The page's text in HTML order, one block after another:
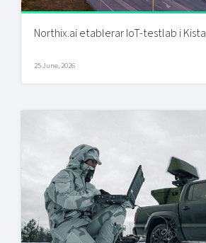
Northix.ai etablerar IoT-testlab i Kista
25 June, 2026